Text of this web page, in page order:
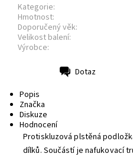
Kategorie:
Hmotnost:
Doporučený věk:
Velikost balení:
Výrobce:
Dotaz
Popis
Značka
Diskuze
Hodnocení
Protiskluzová plstěná
dílků. Součástí je nafukovací